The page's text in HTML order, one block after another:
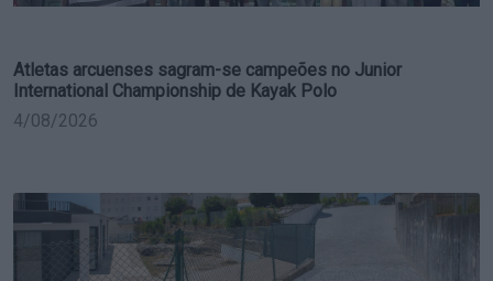
Atletas arcuenses sagram-se campeões no Junior
International Championship de Kayak Polo
4/08/2026